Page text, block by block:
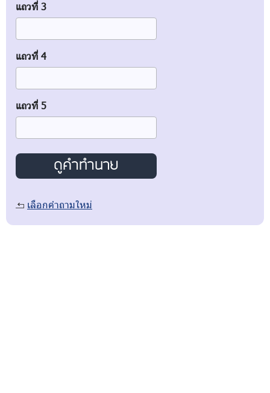
แถวที่ 3
แถวที่ 4
แถวที่ 5
เลือกคำถามใหม่